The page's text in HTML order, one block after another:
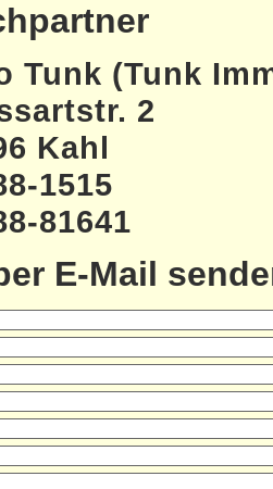
Tunk (Tunk
2
Kahl
1515
81641
E-Mail